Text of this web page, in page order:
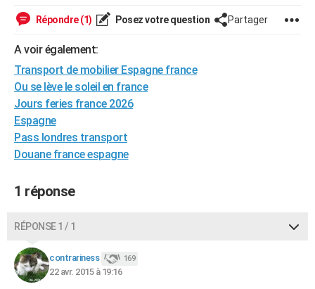
Art de vivre
Bien-être
Loisirs
Mode
Modes de vie
SANTE
VOYAGE
Destinations
City break
Voyage nature
Voyage de noces
Forum
Climat
PHOTO
GUIDES D'ACHAT
BONS PLANS
CARTE DE VOEUX
Carte de Noël
Carte Bonne année
Carte Saint-Valentin
Carte Pâques
Carte d'anniversaire
DICTIONNAIRE
S'inscrire
Se connecter
Lycées
Collèges
Primaires
Universités
Entreprises
Service militaire
Avis de recherche
AVIS DE DÉCÈS
Répondre (1) Posez votre question Partager
A voir également:
Transport de mobilier Espagne france
Ou se lève le soleil en france
Jours feries france 2026
Espagne
Pass londres transport
Douane france espagne
1 réponse
RÉPONSE 1 / 1
contrariness 169
22 avr. 2015 à 19:16